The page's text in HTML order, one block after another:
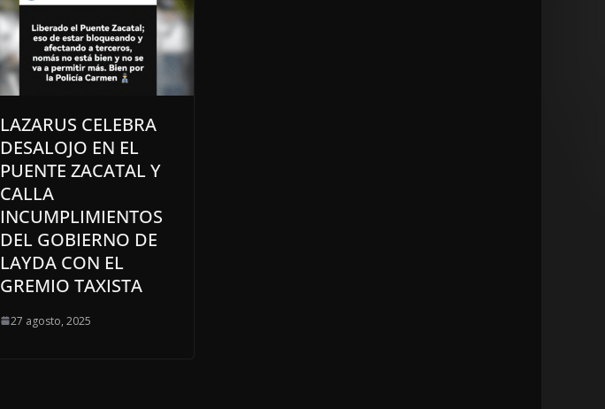
LAZARUS CELEBRA
DESALOJO EN EL
PUENTE ZACATAL Y
CALLA
INCUMPLIMIENTOS
DEL GOBIERNO DE
LAYDA CON EL
GREMIO TAXISTA
27 agosto, 2025